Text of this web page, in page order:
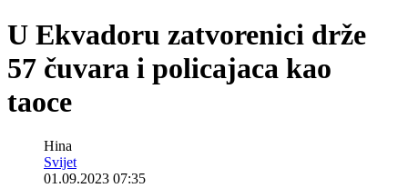
U Ekvadoru zatvorenici drže
57 čuvara i policajaca kao
taoce
Hina
Svijet
01.09.2023 07:35